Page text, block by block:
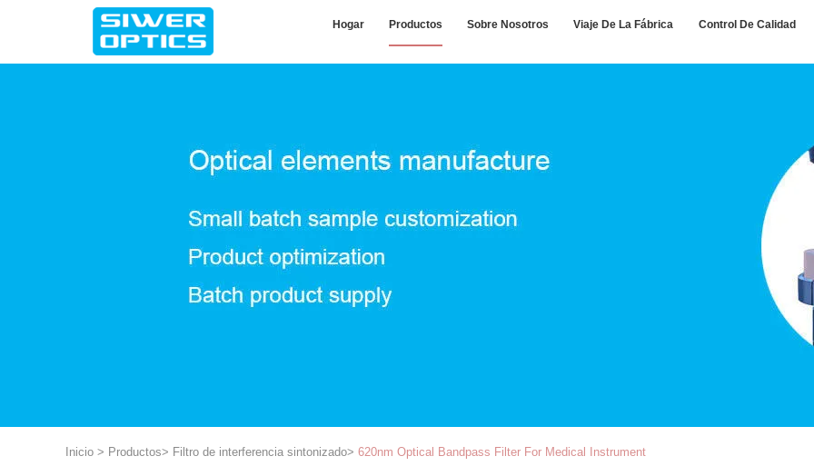
Hogar Productos Sobre Nosotros Viaje De La Fábrica Control De Calidad
Inicio > Productos> Filtro de interferencia sintonizado> 620nm Optical Bandpass Filter For Medical Instrument